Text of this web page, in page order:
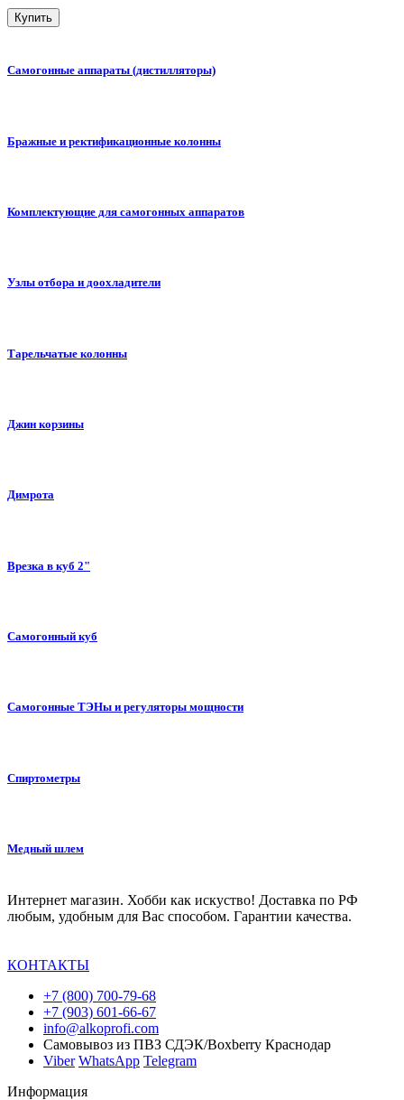
Купить
Самогонные аппараты (дистилляторы)
Бражные и ректификационные колонны
Комплектующие для самогонных аппаратов
Узлы отбора и доохладители
Тарельчатые колонны
Джин корзины
Димрота
Врезка в куб 2"
Самогонный куб
Самогонные ТЭНы и регуляторы мощности
Спиртометры
Медный шлем
Интернет магазин. Хобби как искуство! Доставка по РФ
любым, удобным для Вас способом. Гарантии качества.
КОНТАКТЫ
+7 (800) 700-79-68
+7 (903) 601-66-67
info@alkoprofi.com
Самовывоз из ПВЗ СДЭК/Boxberry Краснодар
Viber WhatsApp Telegram
Информация